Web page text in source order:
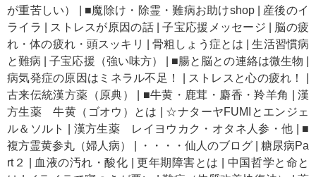
が重苦しい）
■魔除け・除霊・難病お助けshop| 産後のイ
ライラ
ストレスが原因の話|子宝応援メッセージ
脳の疲
れ・体の疲れ・頭スッキリ
|骨粗しょう症とは |生活習慣病
と難病 |子宝応援（強い味方） ■腸と脳との連絡は微生物
病気発症の原因はミネラル不足！
ストレスと心の疲れ！
古来伝統漢方薬（原典）
■牛黄・鹿茸・麝香・羚羊角 |漢
方生薬 牛黄（ゴオウ）とは
☆ナターヤFUMIとエンジェ
ル＆ソルト
漢方生薬 レイヨウカク・オタネ人参・他
■
複方霊黄参丸（婦人病）
・・・・仙人のブログ
糖尿病Pa
rt２
血液の汚れ・酸化 |更年期障害とは
中国哲学と命と